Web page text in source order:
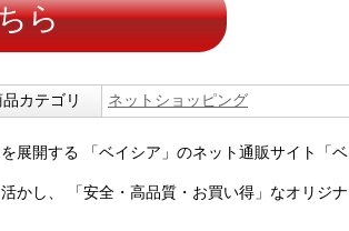
ら
品カテゴリ ネットショッピング
展開する 「ベイシア」のネット通販サイト「ベ
かし、 「安全・高品質・お買い得」なオリジナ